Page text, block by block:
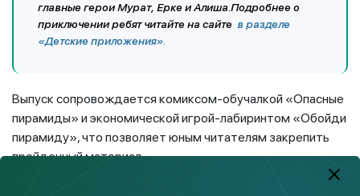
главные герои Мурат, Ерке и Алиша.Подробнее о
приключении ребят читайте на сайте в разделе
«Детские приложения».
Выпуск сопровождается комиксом-обучалкой «Опасные
пирамиды» и экономической игрой-лабиринтом «Обойди
пирамиду», что позволяет юным читателям закрепить
пройденный материал.